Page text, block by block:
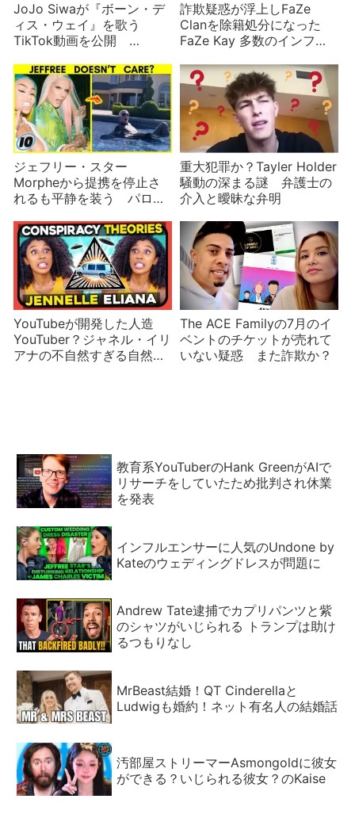
JoJo Siwaが『ボーン・デ
ィス・ウェイ』を歌う
TikTok動画を公開
ト？
詐欺疑惑が浮上しFaZe
Clanを除籍処分になった
FaZe Kay 多数のインフル
も
ジェフリー・スター
Morpheから提携を停止さ
れるも平静を装う パロデ
重大犯罪か？Tayler Holder
騒動の深まる謎 弁護士の
介入と曖昧な弁明
YouTubeが開発した人造
YouTuber？ジャネル・イリ
アナの不自然すぎる自然さ
The ACE Familyの7月のイ
ベントのチケットが売れて
いない疑惑 また詐欺か？
教育系YouTuberのHank GreenがAIで
リサーチをしていたため批判され休業
を発表
インフルエンサーに人気のUndone by
Kateのウェディングドレスが問題に
Andrew Tate逮捕でカプリパンツと紫
のシャツがいじられる トランプは助け
るつもりなし
MrBeast結婚！QT Cinderellaと
Ludwigも婚約！ネット有名人の結婚話
汚部屋ストリーマーAsmongoldに彼女
ができる？いじられる彼女？のKaise